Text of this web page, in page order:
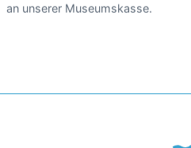
an unserer Museumskasse.